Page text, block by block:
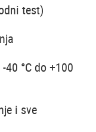
test)
°C do +100
i sve